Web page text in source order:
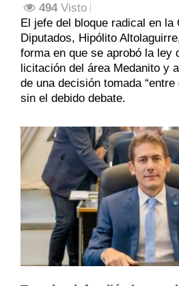
494Visto
El jefe del bloque radical en la
Diputados, Hipólito
forma en que se aprobó la ley
licitación del área Medanito y
de una decisión tomada “entre
sin el debido debate.